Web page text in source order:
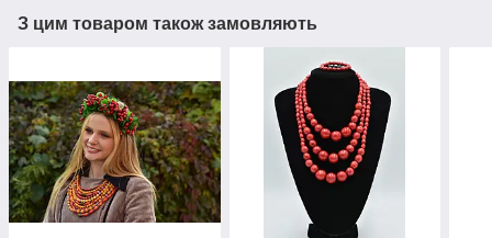
З цим товаром також замовляють